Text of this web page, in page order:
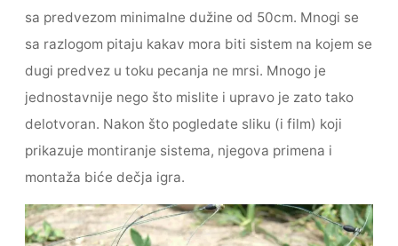
sa predvezom minimalne dužine od 50cm. Mnogi se
sa razlogom pitaju kakav mora biti sistem na kojem se
dugi predvez u toku pecanja ne mrsi. Mnogo je
jednostavnije nego što mislite i upravo je zato tako
delotvoran. Nakon što pogledate sliku (i film) koji
prikazuje montiranje sistema, njegova primena i
montaža biće dečja igra.